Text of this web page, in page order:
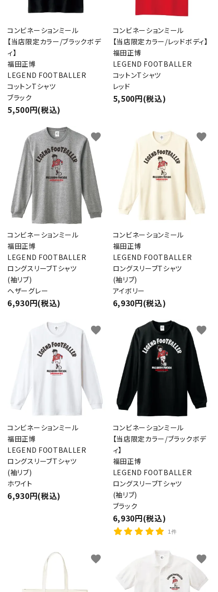
コンビネーションミール
【当店限定カラー/ブラックボデ
ィ】
福田正博
LEGEND FOOTBALLER
コットンTシャツ
ブラック
5,500円(税込)
コンビネーションミール
【当店限定カラー/レッドボディ】
福田正博
LEGEND FOOTBALLER
コットンTシャツ
レッド
5,500円(税込)
コンビネーションミール
福田正博
LEGEND FOOTBALLER
ロングスリーブTシャツ
(袖リブ)
ヘザーグレー
6,930円(税込)
favorite
コンビネーションミール
福田正博
LEGEND FOOTBALLER
ロングスリーブTシャツ
(袖リブ)
アイボリー
6,930円(税込)
favorite
コンビネーションミール
福田正博
LEGEND FOOTBALLER
ロングスリーブTシャツ
(袖リブ)
ホワイト
6,930円(税込)
favorite
コンビネーションミール
【当店限定カラー/ブラックボデ
ィ】
福田正博
LEGEND FOOTBALLER
ロングスリーブTシャツ
(袖リブ)
ブラック
6,930円(税込)
1件
favorite
favorite favorite